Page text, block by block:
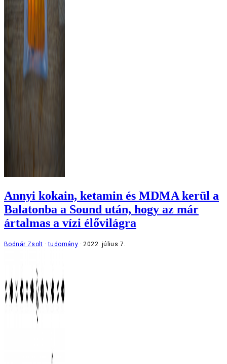
Annyi kokain, ketamin és MDMA kerül a
Balatonba a Sound után, hogy az már
ártalmas a vízi élővilágra
Bodnár Zsolt tudomány 2022. július 7.